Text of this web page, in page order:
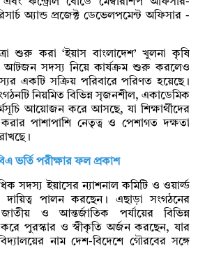
অ্যান্ড প্রজেক্ট ডেভেলপমেন্ট অফিসার -
শুরু করা ‘ইয়াস বাংলাদেশ’ খুলনা কৃষি
আটজন সদস্য নিয়ে কার্যক্রম শুরু করলেও
একটি সক্রিয় পরিবারে পরিণত হয়েছে।
নিয়মিত বিভিন্ন সৃজনশীল, একাডেমিক
আয়োজন করে আসছে, যা শিক্ষার্থীদের
পাশাপাশি নেতৃত্ব ও পেশাগত দক্ষতা
ভর্তি পরীক্ষার ফল প্রকাশ
সদস্য ইয়াসের ন্যাশনাল কমিটি ও ওয়ার্ল্ড
দায়িত্ব পালন করছেন। এছাড়া সংগঠনের
ও আন্তর্জাতিক পর্যায়ের বিভিন্ন
করে পুরস্কার ও স্বীকৃতি অর্জন করছেন, যার
নাম দেশ-বিদেশে গৌরবের সঙ্গে